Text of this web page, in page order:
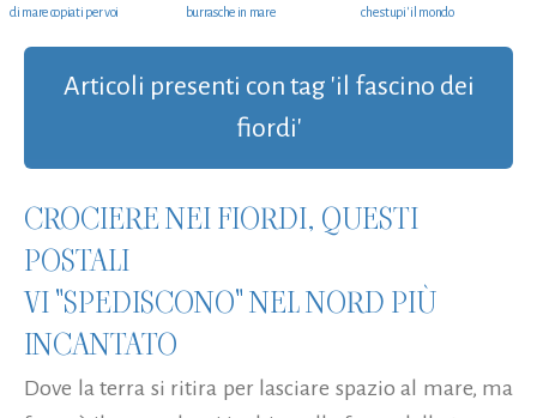
di mare copiati per voi
burrasche in mare
che stupi' il mondo
Articoli presenti con tag 'il fascino dei
fiordi'
CROCIERE NEI FIORDI, QUESTI
POSTALI
VI "SPEDISCONO" NEL NORD PIÙ
INCANTATO
Dove la terra si ritira per lasciare spazio al mare, ma